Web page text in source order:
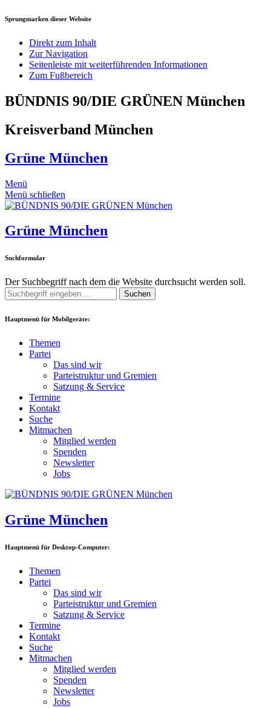
Sprungmarken dieser Website
Direkt zum Inhalt
Zur Navigation
Seitenleiste mit weiterführenden Informationen
Zum Fußbereich
BÜNDNIS 90/DIE GRÜNEN München
Kreisverband München
Grüne München
Menü
Menü schließen
Grüne München
Suchformular
Der Suchbegriff nach dem die Website durchsucht werden soll.
Suchen
Hauptmenü für Mobilgeräte:
Themen
Partei
Das sind wir
Parteistruktur und Gremien
Satzung & Service
Termine
Kontakt
Suche
Mitmachen
Mitglied werden
Spenden
Newsletter
Jobs
Grüne München
Hauptmenü für Desktop-Computer:
Themen
Partei
Das sind wir
Parteistruktur und Gremien
Satzung & Service
Termine
Kontakt
Suche
Mitmachen
Mitglied werden
Spenden
Newsletter
Jobs